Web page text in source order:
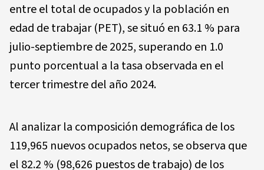
entre el total de ocupados y la población en
edad de trabajar (PET), se situó en 63.1 % para
julio-septiembre de 2025, superando en 1.0
punto porcentual a la tasa observada en el
tercer trimestre del año 2024.
Al analizar la composición demográfica de los
119,965 nuevos ocupados netos, se observa que
el 82.2 % (98,626 puestos de trabajo) de los